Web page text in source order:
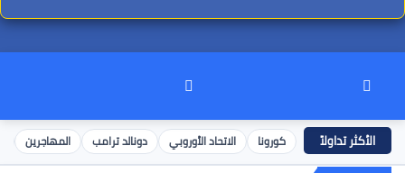
كورونا الاتحاد الأوروبي دونالد ترامب المهاجرين